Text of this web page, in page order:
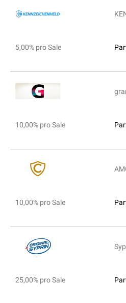
5,00% pro Sale
10,00% pro Sale
10,00% pro Sale
25,00% pro Sale